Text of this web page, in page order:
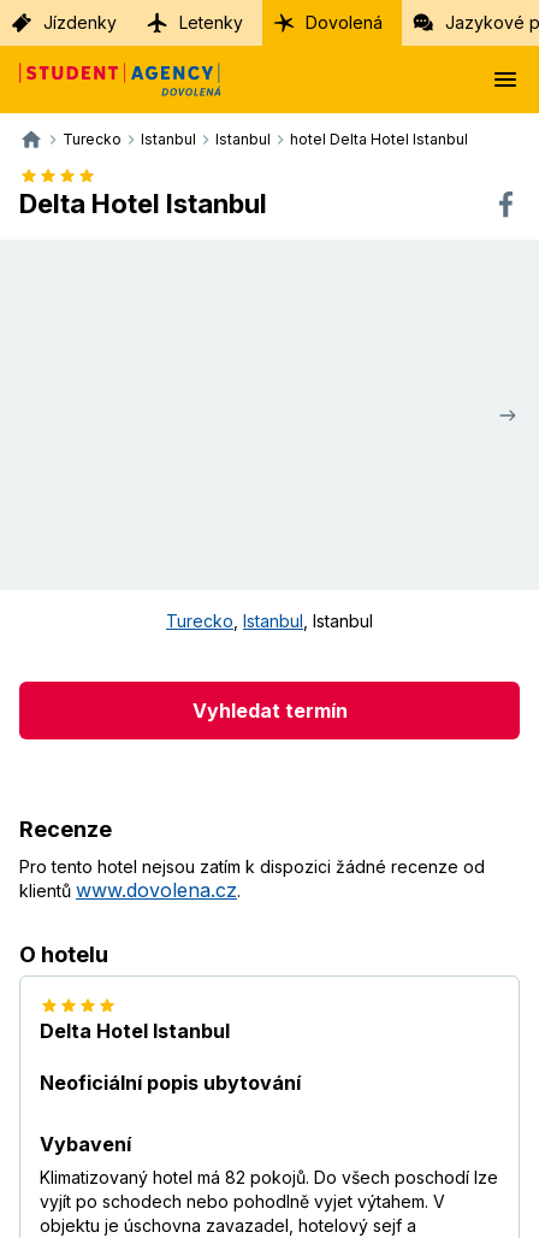
Jízdenky Letenky Dovolená Jazykové
Turecko Istanbul Istanbul hotel Delta Hotel Istanbul
Delta Hotel Istanbul
Turecko Istanbul Istanbul
Vyhledat termín
Recenze
Pro tento hotel nejsou zatím k dispozici žádné recenze od
klientů www.dovolena.cz.
O hotelu
Delta Hotel Istanbul
Neoficiální popis ubytování
Vybavení
Klimatizovaný hotel má 82 pokojů. Do všech poschodí lze
vyjít po schodech nebo pohodlně vyjet výtahem. V
objektu je úschovna zavazadel, hotelový sejf a